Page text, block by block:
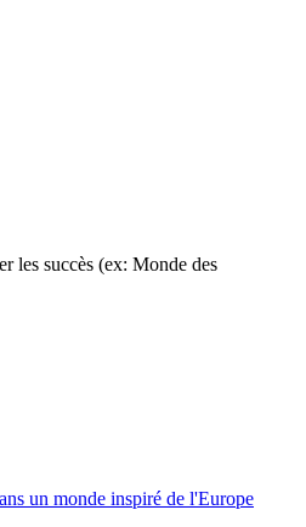
les succès (ex: Monde des
un monde inspiré de l'Europe